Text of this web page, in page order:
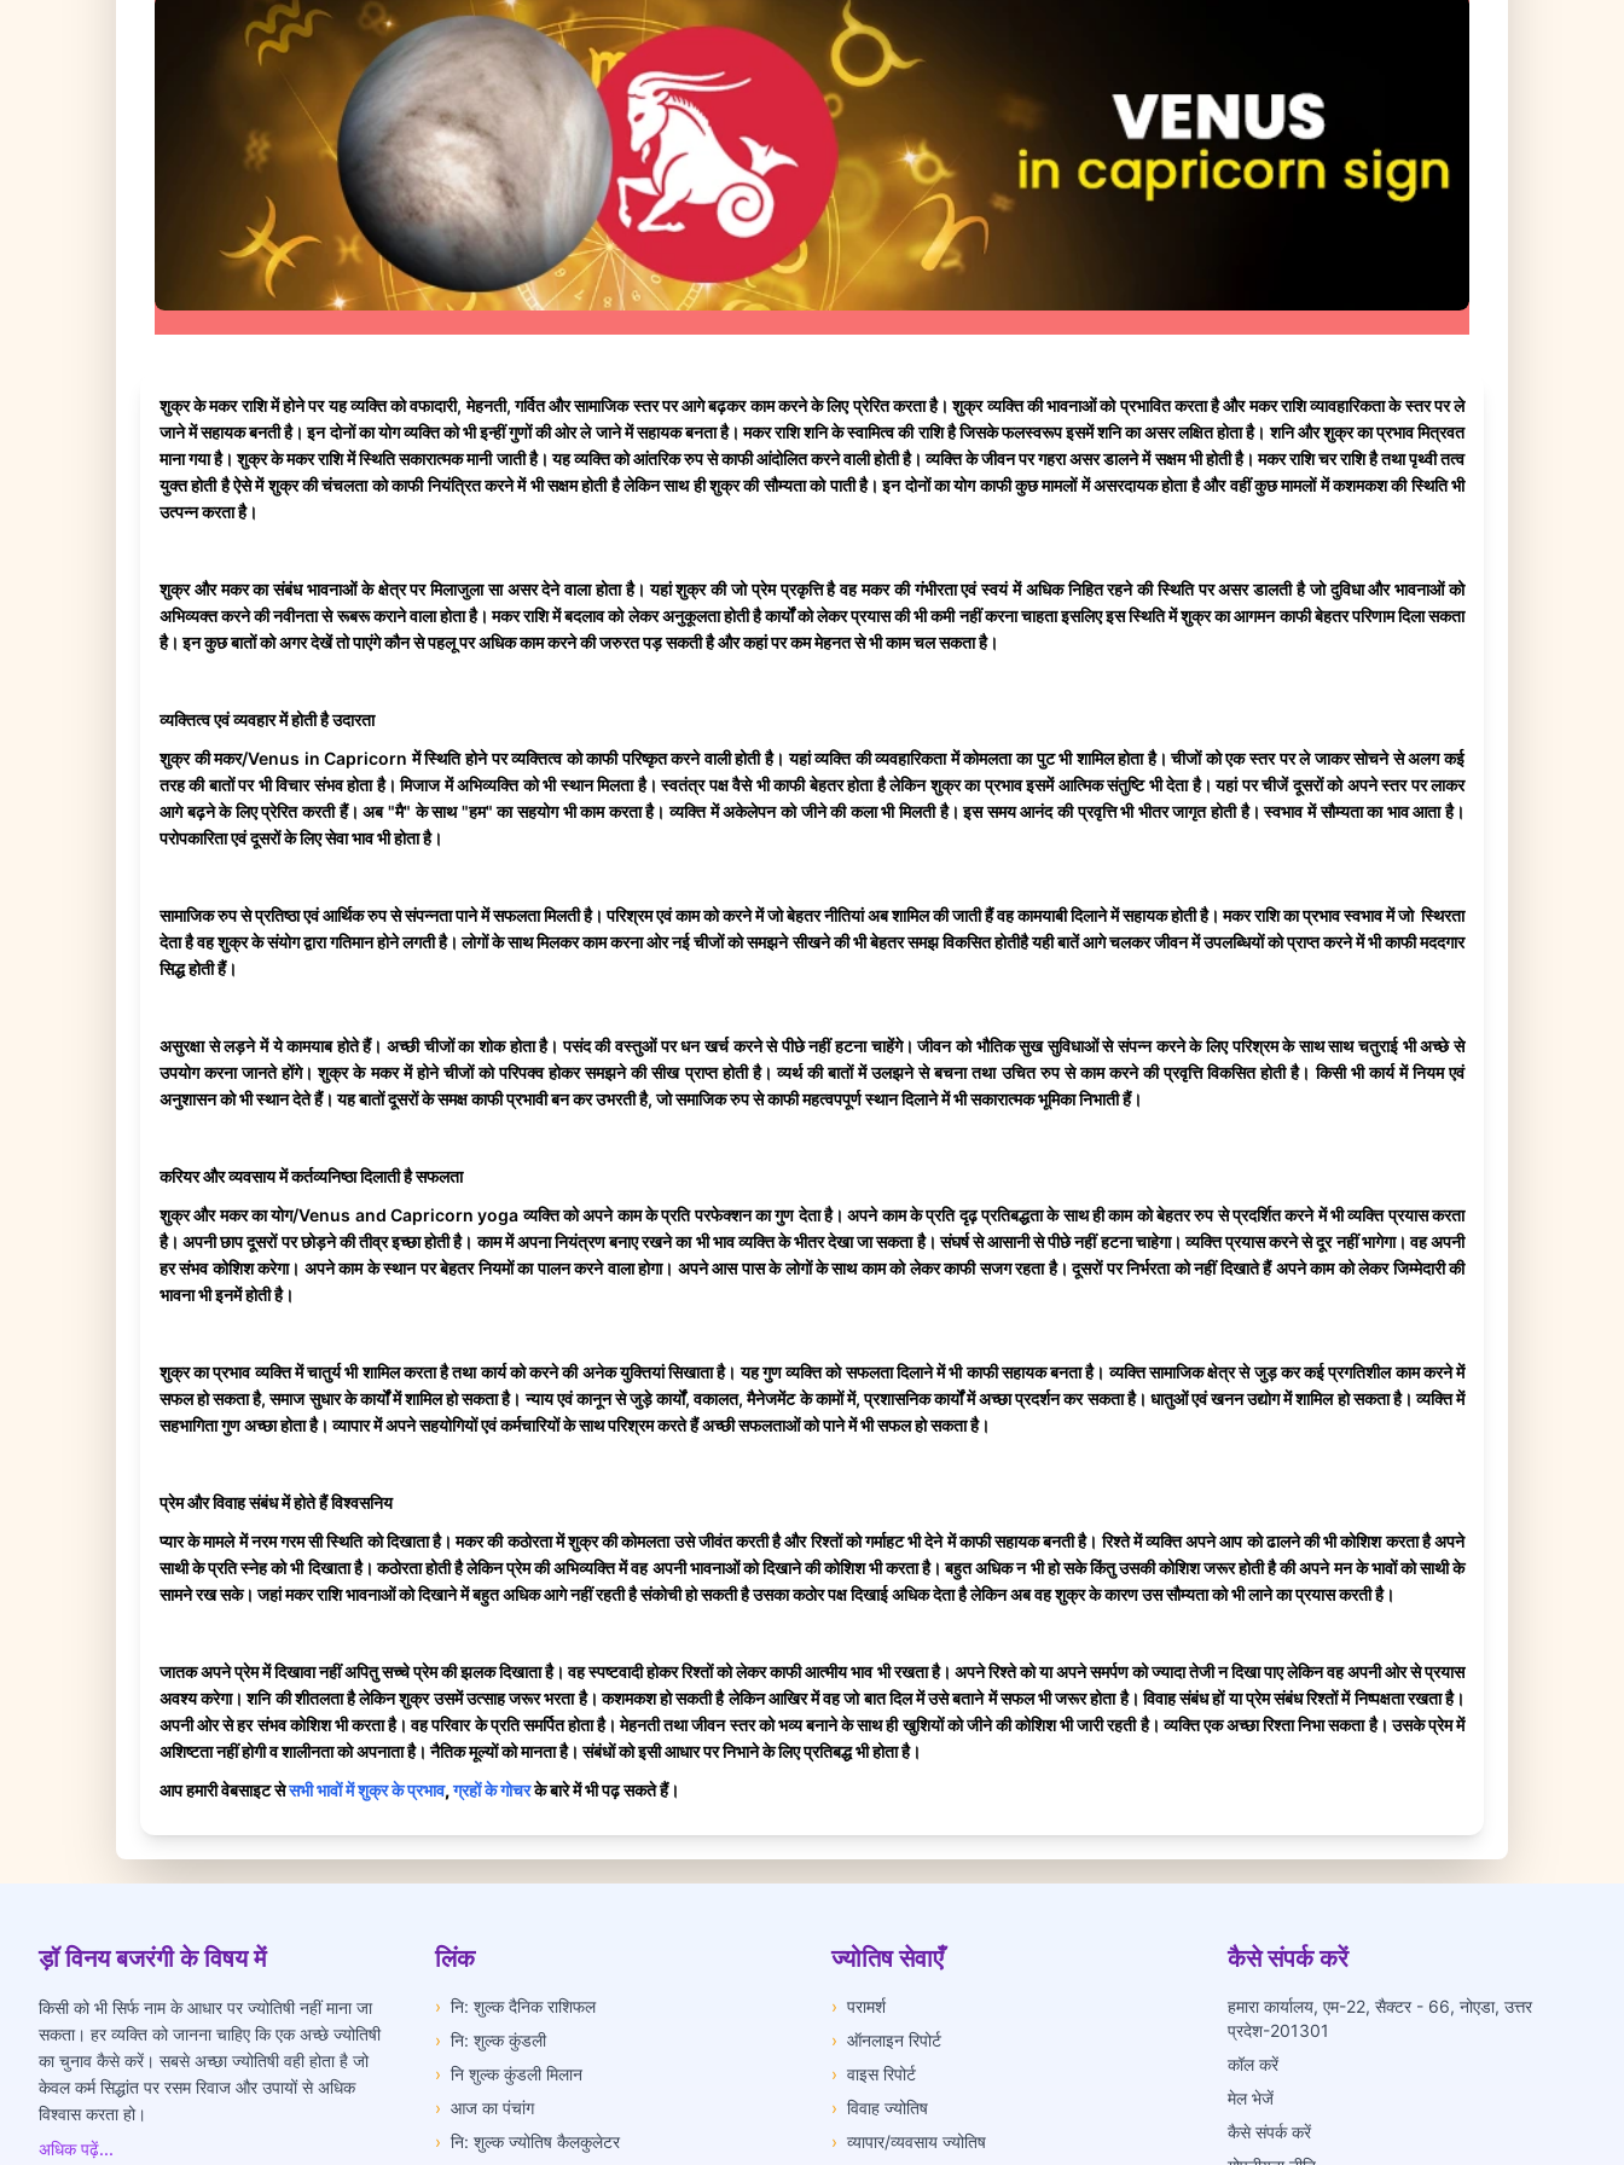
शुक्र के मकर राशि में होने पर यह व्यक्ति को वफादारी, मेहनती, गर्वित और सामाजिक स्तर पर आगे बढ़कर काम करने के लिए प्रेरित करता है। शुक्र व्यक्ति की भावनाओं को प्रभावित करता है और मकर राशि व्यावहारिकता के स्तर पर ले
जाने में सहायक बनती है। इन दोनों का योग व्यक्ति को भी इन्हीं गुणों की ओर ले जाने में सहायक बनता है। मकर राशि शनि के स्वामित्व की राशि है जिसके फलस्वरूप इसमें शनि का असर लक्षित होता है। शनि और शुक्र का प्रभाव मित्रवत
माना गया है। शुक्र के मकर राशि में स्थिति सकारात्मक मानी जाती है। यह व्यक्ति को आंतरिक रुप से काफी आंदोलित करने वाली होती है। व्यक्ति के जीवन पर गहरा असर डालने में सक्षम भी होती है। मकर राशि चर राशि है तथा पृथ्वी तत्व
युक्त होती है ऐसे में शुक्र की चंचलता को काफी नियंत्रित करने में भी सक्षम होती है लेकिन साथ ही शुक्र की सौम्यता को पाती है। इन दोनों का योग काफी कुछ मामलों में असरदायक होता है और वहीं कुछ मामलों में कशमकश की स्थिति भी
उत्पन्न करता है।
शुक्र और मकर का संबंध भावनाओं के क्षेत्र पर मिलाजुला सा असर देने वाला होता है। यहां शुक्र की जो प्रेम प्रकृत्ति है वह मकर की गंभीरता एवं स्वयं में अधिक निहित रहने की स्थिति पर असर डालती है जो दुविधा और भावनाओं को
अभिव्यक्त करने की नवीनता से रूबरू कराने वाला होता है। मकर राशि में बदलाव को लेकर अनुकूलता होती है कार्यों को लेकर प्रयास की भी कमी नहीं करना चाहता इसलिए इस स्थिति में शुक्र का आगमन काफी बेहतर परिणाम दिला सकता
है। इन कुछ बातों को अगर देखें तो पाएंगे कौन से पहलू पर अधिक काम करने की जरुरत पड़ सकती है और कहां पर कम मेहनत से भी काम चल सकता है।
व्यक्तित्व एवं व्यवहार में होती है उदारता
शुक्र की मकर/Venus in Capricorn में स्थिति होने पर व्यक्तित्व को काफी परिष्कृत करने वाली होती है। यहां व्यक्ति की व्यवहारिकता में कोमलता का पुट भी शामिल होता है। चीजों को एक स्तर पर ले जाकर सोचने से अलग कई
तरह की बातों पर भी विचार संभव होता है। मिजाज में अभिव्यक्ति को भी स्थान मिलता है। स्वतंत्र पक्ष वैसे भी काफी बेहतर होता है लेकिन शुक्र का प्रभाव इसमें आत्मिक संतुष्टि भी देता है। यहां पर चीजें दूसरों को अपने स्तर पर लाकर
आगे बढ़ने के लिए प्रेरित करती हैं। अब "मै" के साथ "हम" का सहयोग भी काम करता है। व्यक्ति में अकेलेपन को जीने की कला भी मिलती है। इस समय आनंद की प्रवृत्ति भी भीतर जागृत होती है। स्वभाव में सौम्यता का भाव आता है।
परोपकारिता एवं दूसरों के लिए सेवा भाव भी होता है।
सामाजिक रुप से प्रतिष्ठा एवं आर्थिक रुप से संपन्नता पाने में सफलता मिलती है। परिश्रम एवं काम को करने में जो बेहतर नीतियां अब शामिल की जाती हैं वह कामयाबी दिलाने में सहायक होती है। मकर राशि का प्रभाव स्वभाव में जो स्थिरता
देता है वह शुक्र के संयोग द्वारा गतिमान होने लगती है। लोगों के साथ मिलकर काम करना ओर नई चीजों को समझने सीखने की भी बेहतर समझ विकसित होतीहै यही बातें आगे चलकर जीवन में उपलब्धियों को प्राप्त करने में भी काफी मददगार
सिद्ध होती हैं।
असुरक्षा से लड़ने में ये कामयाब होते हैं। अच्छी चीजों का शोक होता है। पसंद की वस्तुओं पर धन खर्च करने से पीछे नहीं हटना चाहेंगे। जीवन को भौतिक सुख सुविधाओं से संपन्न करने के लिए परिश्रम के साथ साथ चतुराई भी अच्छे से
उपयोग करना जानते होंगे। शुक्र के मकर में होने चीजों को परिपक्व होकर समझने की सीख प्राप्त होती है। व्यर्थ की बातों में उलझने से बचना तथा उचित रुप से काम करने की प्रवृत्ति विकसित होती है। किसी भी कार्य में नियम एवं
अनुशासन को भी स्थान देते हैं। यह बातों दूसरों के समक्ष काफी प्रभावी बन कर उभरती है, जो समाजिक रुप से काफी महत्वपपूर्ण स्थान दिलाने में भी सकारात्मक भूमिका निभाती हैं।
करियर और व्यवसाय में कर्तव्यनिष्ठा दिलाती है सफलता
शुक्र और मकर का योग/Venus and Capricorn yoga व्यक्ति को अपने काम के प्रति परफेक्शन का गुण देता है। अपने काम के प्रति दृढ़ प्रतिबद्धता के साथ ही काम को बेहतर रुप से प्रदर्शित करने में भी व्यक्ति प्रयास करता
है। अपनी छाप दूसरों पर छोड़ने की तीव्र इच्छा होती है। काम में अपना नियंत्रण बनाए रखने का भी भाव व्यक्ति के भीतर देखा जा सकता है। संघर्ष से आसानी से पीछे नहीं हटना चाहेगा। व्यक्ति प्रयास करने से दूर नहीं भागेगा। वह अपनी
हर संभव कोशिश करेगा। अपने काम के स्थान पर बेहतर नियमों का पालन करने वाला होगा। अपने आस पास के लोगों के साथ काम को लेकर काफी सजग रहता है। दूसरों पर निर्भरता को नहीं दिखाते हैं अपने काम को लेकर जिम्मेदारी की
भावना भी इनमें होती है।
शुक्र का प्रभाव व्यक्ति में चातुर्य भी शामिल करता है तथा कार्य को करने की अनेक युक्तियां सिखाता है। यह गुण व्यक्ति को सफलता दिलाने में भी काफी सहायक बनता है। व्यक्ति सामाजिक क्षेत्र से जुड़ कर कई प्रगतिशील काम करने में
सफल हो सकता है, समाज सुधार के कार्यों में शामिल हो सकता है। न्याय एवं कानून से जुड़े कार्यों, वकालत, मैनेजमेंट के कामों में, प्रशासनिक कार्यों में अच्छा प्रदर्शन कर सकता है। धातुओं एवं खनन उद्योग में शामिल हो सकता है। व्यक्ति में
सहभागिता गुण अच्छा होता है। व्यापार में अपने सहयोगियों एवं कर्मचारियों के साथ परिश्रम करते हैं अच्छी सफलताओं को पाने में भी सफल हो सकता है।
प्रेम और विवाह संबंध में होते हैं विश्वसनिय
प्यार के मामले में नरम गरम सी स्थिति को दिखाता है। मकर की कठोरता में शुक्र की कोमलता उसे जीवंत करती है और रिश्तों को गर्माहट भी देने में काफी सहायक बनती है। रिश्ते में व्यक्ति अपने आप को ढालने की भी कोशिश करता है अपने
साथी के प्रति स्नेह को भी दिखाता है। कठोरता होती है लेकिन प्रेम की अभिव्यक्ति में वह अपनी भावनाओं को दिखाने की कोशिश भी करता है। बहुत अधिक न भी हो सके किंतु उसकी कोशिश जरूर होती है की अपने मन के भावों को साथी के
सामने रख सके। जहां मकर राशि भावनाओं को दिखाने में बहुत अधिक आगे नहीं रहती है संकोची हो सकती है उसका कठोर पक्ष दिखाई अधिक देता है लेकिन अब वह शुक्र के कारण उस सौम्यता को भी लाने का प्रयास करती है।
जातक अपने प्रेम में दिखावा नहीं अपितु सच्चे प्रेम की झलक दिखाता है। वह स्पष्टवादी होकर रिश्तों को लेकर काफी आत्मीय भाव भी रखता है। अपने रिश्ते को या अपने समर्पण को ज्यादा तेजी न दिखा पाए लेकिन वह अपनी ओर से प्रयास
अवश्य करेगा। शनि की शीतलता है लेकिन शुक्र उसमें उत्साह जरूर भरता है। कशमकश हो सकती है लेकिन आखिर में वह जो बात दिल में उसे बताने में सफल भी जरूर होता है। विवाह संबंध हों या प्रेम संबंध रिश्तों में निष्पक्षता रखता है।
अपनी ओर से हर संभव कोशिश भी करता है। वह परिवार के प्रति समर्पित होता है। मेहनती तथा जीवन स्तर को भव्य बनाने के साथ ही खुशियों को जीने की कोशिश भी जारी रहती है। व्यक्ति एक अच्छा रिश्ता निभा सकता है। उसके प्रेम में
अशिष्टता नहीं होगी व शालीनता को अपनाता है। नैतिक मूल्यों को मानता है। संबंधों को इसी आधार पर निभाने के लिए प्रतिबद्ध भी होता है।
आप हमारी वेबसाइट सेसभी भावों में शुक्र के प्रभाव,ग्रहों के गोचरके बारे में भी पढ़ सकते हैं।
ड़ॉ विनय बजरंगी के विषय में
किसी को भी सिर्फ नाम के आधार पर ज्योतिषी नहीं माना जा
सकता। हर व्यक्ति को जानना चाहिए कि एक अच्छे ज्योतिषी
का चुनाव कैसे करें। सबसे अच्छा ज्योतिषी वही होता है जो
केवल कर्म सिद्धांत पर रसम रिवाज और उपायों से अधिक
विश्वास करता हो।
अधिक पढ़ें...
लिंक
› नि: शुल्क दैनिक राशिफल
› नि: शुल्क कुंडली
› नि शुल्क कुंडली मिलान
› आज का पंचांग
› नि: शुल्क ज्योतिष कैलकुलेटर
ज्योतिष सेवाएँ
› परामर्श
› ऑनलाइन रिपोर्ट
› वाइस रिपोर्ट
› विवाह ज्योतिष
› व्यापार/व्यवसाय ज्योतिष
कैसे संपर्क करें
हमारा कार्यालय, एम-22, सैक्टर - 66, नोएडा, उत्तर
प्रदेश-201301
कॉल करें
मेल भेजें
कैसे संपर्क करें